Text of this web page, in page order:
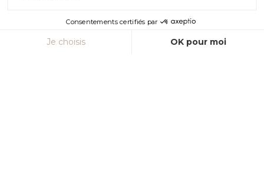
Consentements certifiés par
Je choisis OK pour moi
RDV TÉLÉPHONIQUE